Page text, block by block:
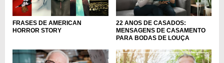
FRASES DE AMERICAN
HORROR STORY
22 ANOS DE CASADOS:
MENSAGENS DE CASAMENTO
PARA BODAS DE LOUÇA